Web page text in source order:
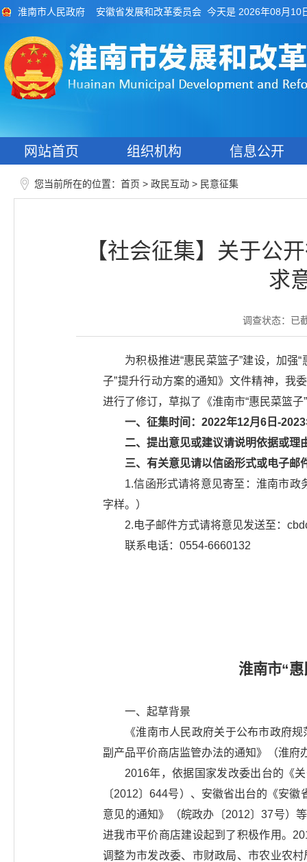
淮南市人民政府 安徽省发展和改革委员会 今天是 2026年08月10
网站首页 组织机构 信息公开
您当前所在的位置： 首页 > 政民互动 > 民意征集
【社会征集】关于公
求
调查状态： 已
为积极推进“惠民菜篮子”建设，加强
子”提升行动方案的通知》文件精神，我
进行了修订，草拟了《淮南市“惠民菜篮
一、征集时间：2022年12月6日-
二、提出意见或建议请说明依据或理
三、有关意见请以信函形式或电子邮
1.信函形式请将意见寄至：淮南市政
字样。）
2.电子邮件方式请将意见发送至：
联系电话：0554-6660132
淮南市“
一、起草背景
《淮南市人民政府关于公布市政府
副产品平价商店监管办法的通知》（淮
2016年，依据国家发改委出台的《
〔2012〕644号）、安徽省出台的《安
意见的通知》（皖政办〔2012〕37号）
进我市平价商店建设起到了积极作用。
调整为市发改委、市财政局、市农业农